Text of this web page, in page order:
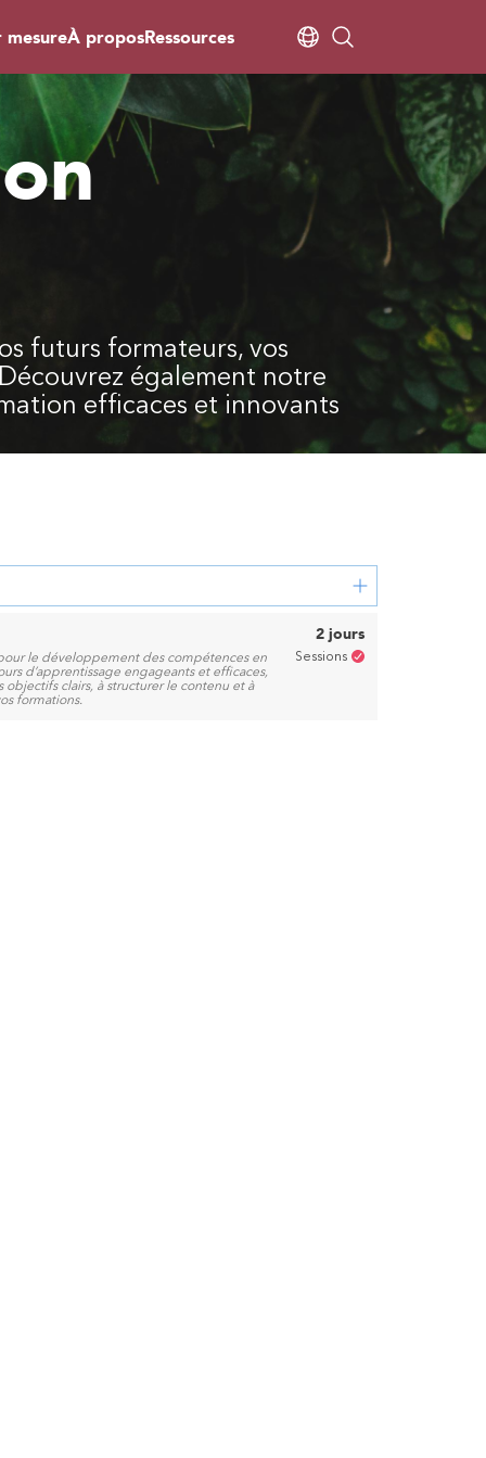
mesureÀ proposRessources
futurs formateurs, vos
également notre
efficaces et innovants
le développement des compétences en
d’apprentissage engageants et efficaces,
objectifs clairs, à structurer le contenu et à
formations.
2 jours
Sessions